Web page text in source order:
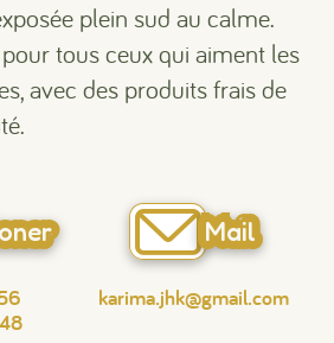
plein sud au calme.
tous ceux qui aiment les
avec des produits frais de
Mail
karima.jhk@gmail.com